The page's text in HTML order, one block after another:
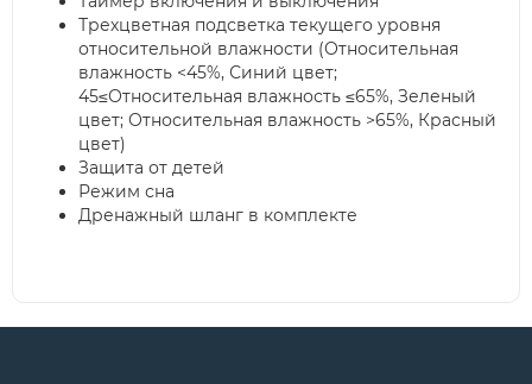
Трехцветная подсветка текущего уровня
относительной влажности (Относительная
влажность <45%, Синий цвет;
45≤Относительная влажность ≤65%, Зеленый
цвет; Относительная влажность >65%, Красный
цвет)
Защита от детей
Режим сна
Дренажный шланг в комплекте